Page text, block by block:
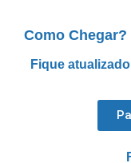
Como Chegar?
Fique